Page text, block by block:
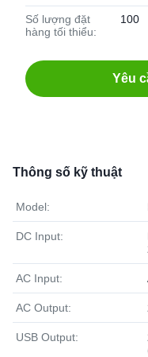
Số lượng đặt
hàng tối thiểu:
100
Yêu
Thông số kỹ thuật
Model:
DC Input:
AC Input:
AC Output:
USB Output: